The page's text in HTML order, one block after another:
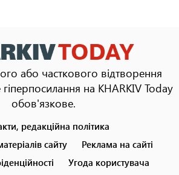
або часткового відтворення
на KHARKIV Today
обов'язкове.
редакційна політика
сайту
Реклама на сайті
Угода користувача